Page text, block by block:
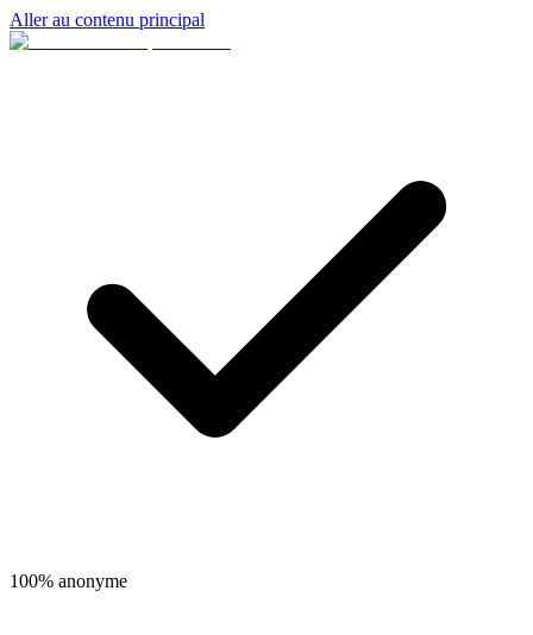
Aller au contenu principal
100% anonyme